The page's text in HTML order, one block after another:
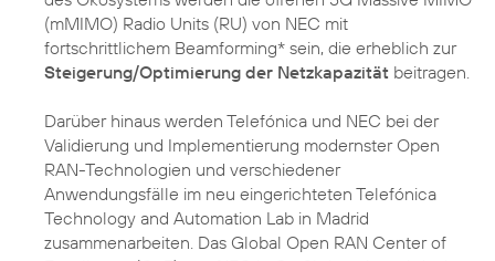
(mMIMO) Radio Units (RU) von NEC mit
fortschrittlichem Beamforming* sein, die erheblich zur
Steigerung/Optimierung der Netzkapazität beitragen.
Darüber hinaus werden Telefónica und NEC bei der
Validierung und Implementierung modernster Open
RAN-Technologien und verschiedener
Anwendungsfälle im neu eingerichteten Telefónica
Technology and Automation Lab in Madrid
zusammenarbeiten. Das Global Open RAN Center of